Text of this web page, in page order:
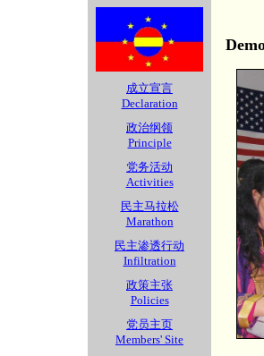
成立宣言
Declaration
政治纲领
Principle
党务活动
Activities
民主马拉松
Marathon
民主渗透行动
Infiltration
政策主张
Policies
党员主页
Members' Site